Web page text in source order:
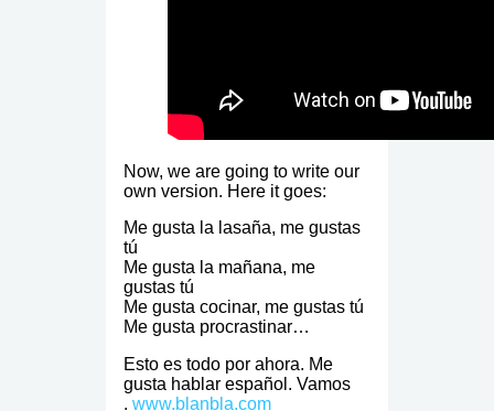
Now, we are going to write our
own version. Here it goes:
Me gusta la lasaña, me gustas
tú
Me gusta la mañana, me
gustas tú
Me gusta cocinar, me gustas tú
Me gusta procrastinar…
Esto es todo por ahora. Me
gusta hablar español. Vamos
. www.blanbla.com